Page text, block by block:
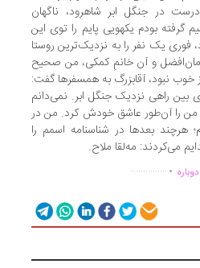
در جنگل ابر شاهرود، ناگهان
گرفته بودم یکهویی پایم را توی این
فوری یک نفر را به نزدیک‌ترین روستا
و آن خانمِ کمکی، من صحیح
خوب نبود، آقابزرگ به همسفرها گفت:
راهی نزدیک جنگل ابر. نمی‌دانم
را آن‌طور عاشق خودش کرد. من در
هرچند بعدها در شناسنامه اسمم را
می‌کردند: مه‌لقا ملاح.
................